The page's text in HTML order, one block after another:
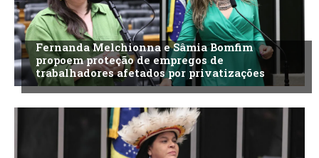
Fernanda Melchionna e Sâmia Bomfim
propoem proteção de empregos de
trabalhadores afetados por privatizações